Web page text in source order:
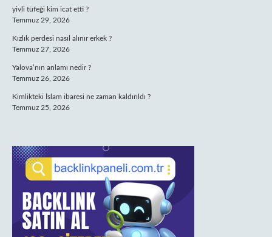
yivli tüfeği kim icat etti ?
Temmuz 29, 2026
Kızlık perdesi nasıl alınır erkek ?
Temmuz 27, 2026
Yalova’nın anlamı nedir ?
Temmuz 26, 2026
Kimlikteki İslam ibaresi ne zaman kaldırıldı ?
Temmuz 25, 2026